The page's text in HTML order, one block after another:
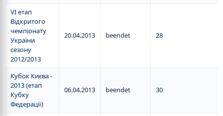
VI етап
Відкритого
чемпіонату
України
сезону
2012/2013
20.04.2013 beendet 28
Кубок Києва -
2013 (етап
Кубку
Федерації)
06.04.2013 beendet 30